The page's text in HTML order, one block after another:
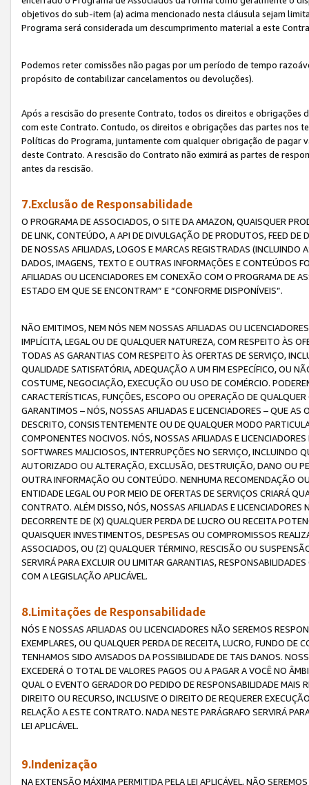
objetivos do sub-item (a) acima mencionado nesta cláusula sejam
Programa será considerada um descumprimento material a este
Podemos reter comissões não pagas por um período de tempo
propósito de contabilizar cancelamentos ou devoluções).
Após a rescisão do presente Contrato, todos os direitos e obrigações
com este Contrato. Contudo, os direitos e obrigações das partes nos
Políticas do Programa, juntamente com qualquer obrigação de
deste Contrato. A rescisão do Contrato não eximirá as partes de
antes da rescisão.
7.Exclusão de Responsabilidade
O PROGRAMA DE ASSOCIADOS, O SITE DA AMAZON, QUAISQUER
DE LINK, CONTEÚDO, A API DE DIVULGAÇÃO DE PRODUTOS, FEED
DE NOSSAS AFILIADAS, LOGOS E MARCAS REGISTRADAS
DADOS, IMAGENS, TEXTO E OUTRAS INFORMAÇÕES E CONTEÚDOS
AFILIADAS OU LICENCIADORES EM CONEXÃO COM O PROGRAMA DE
ESTADO EM QUE SE ENCONTRAM” E “CONFORME DISPONÍVEIS”.
NÃO EMITIMOS, NEM NÓS NEM NOSSAS AFILIADAS OU
IMPLÍCITA, LEGAL OU DE QUALQUER NATUREZA, COM RESPEITO ÀS
TODAS AS GARANTIAS COM RESPEITO ÀS OFERTAS DE SERVIÇO,
QUALIDADE SATISFATÓRIA, ADEQUAÇÃO A UM FIM ESPECÍFICO, OU
COSTUME, NEGOCIAÇÃO, EXECUÇÃO OU USO DE COMÉRCIO.
CARACTERÍSTICAS, FUNÇÕES, ESCOPO OU OPERAÇÃO DE
GARANTIMOS – NÓS, NOSSAS AFILIADAS E LICENCIADORES – QUE
DESCRITO, CONSISTENTEMENTE OU DE QUALQUER MODO
COMPONENTES NOCIVOS. NÓS, NOSSAS AFILIADAS E
SOFTWARES MALICIOSOS, INTERRUPÇÕES NO SERVIÇO, INCLUINDO
AUTORIZADO OU ALTERAÇÃO, EXCLUSÃO, DESTRUIÇÃO, DANO OU
OUTRA INFORMAÇÃO OU CONTEÚDO. NENHUMA RECOMENDAÇÃO
ENTIDADE LEGAL OU POR MEIO DE OFERTAS DE SERVIÇOS CRIARÁ
CONTRATO. ALÉM DISSO, NÓS, NOSSAS AFILIADAS E
DECORRENTE DE (X) QUALQUER PERDA DE LUCRO OU RECEITA
QUAISQUER INVESTIMENTOS, DESPESAS OU COMPROMISSOS
ASSOCIADOS, OU (Z) QUALQUER TÉRMINO, RESCISÃO OU
SERVIRÁ PARA EXCLUIR OU LIMITAR GARANTIAS,
COM A LEGISLAÇÃO APLICÁVEL.
8.Limitações de Responsabilidade
NÓS E NOSSAS AFILIADAS OU LICENCIADORES NÃO SEREMOS
EXEMPLARES, OU QUALQUER PERDA DE RECEITA, LUCRO, FUNDO
TENHAMOS SIDO AVISADOS DA POSSIBILIDADE DE TAIS DANOS.
EXCEDERÁ O TOTAL DE VALORES PAGOS OU A PAGAR A VOCÊ NO
QUAL O EVENTO GERADOR DO PEDIDO DE RESPONSABILIDADE
DIREITO OU RECURSO, INCLUSIVE O DIREITO DE REQUERER
RELAÇÃO A ESTE CONTRATO. NADA NESTE PARÁGRAFO SERVIRÁ
LEI APLICÁVEL.
9.Indenização
NA EXTENSÃO MÁXIMA PERMITIDA PELA LEI APLICÁVEL, NÃO